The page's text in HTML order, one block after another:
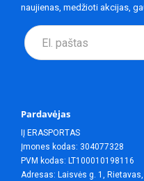
naujienas, medžioti akcijas,
Pardavėjas
IĮ ERASPORTAS
Įmones kodas: 304077328
PVM kodas: LT100010198116
Adresas: Laisvės g. 1, Rietavas,